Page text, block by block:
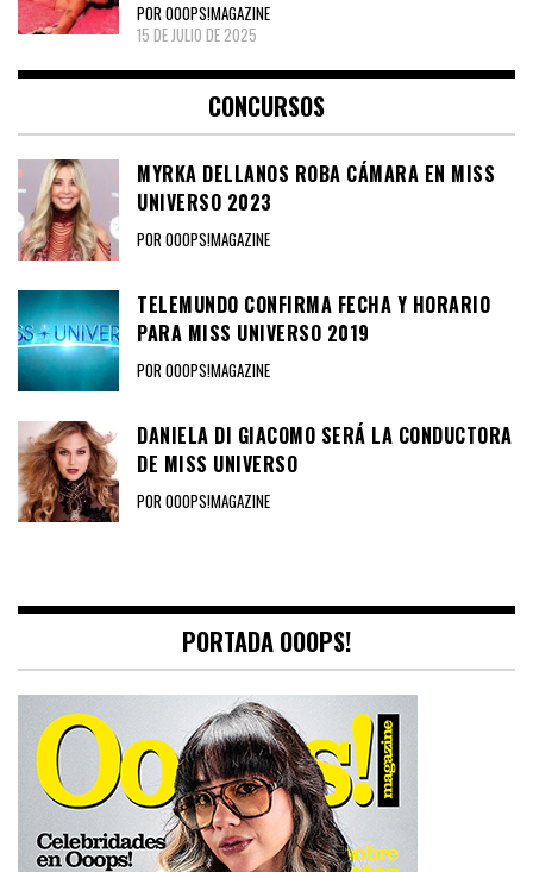
POR OOOPS!MAGAZINE
15 DE JULIO DE 2025
CONCURSOS
MYRKA DELLANOS ROBA CÁMARA EN MISS
UNIVERSO 2023
POR OOOPS!MAGAZINE
TELEMUNDO CONFIRMA FECHA Y HORARIO
PARA MISS UNIVERSO 2019
POR OOOPS!MAGAZINE
DANIELA DI GIACOMO SERÁ LA CONDUCTORA
DE MISS UNIVERSO
POR OOOPS!MAGAZINE
PORTADA OOOPS!